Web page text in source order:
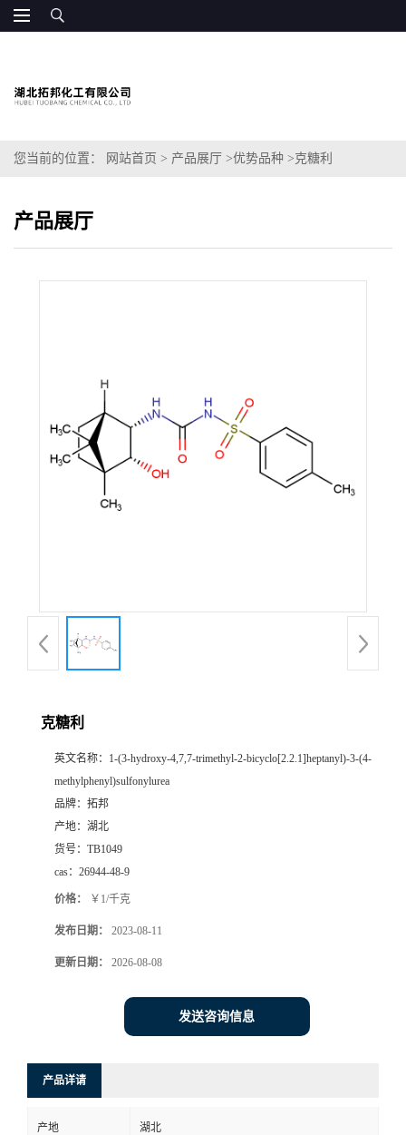
您当前的位置： 网站首页 > 产品展厅 >优势品种 >克糖利
产品展厅
克糖利
英文名称： 1-(3-hydroxy-4,7,7-trimethyl-2-bicyclo[2.2.1]heptanyl)-3-(4-
methylphenyl)sulfonylurea
品牌： 拓邦
产地： 湖北
货号： TB1049
cas： 26944-48-9
价格： ￥1/千克
发布日期： 2023-08-11
更新日期： 2026-08-08
发送咨询信息
产品详请
产地 湖北